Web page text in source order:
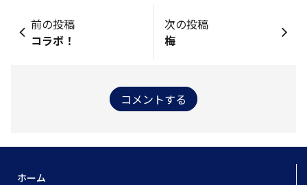
前の投稿
コラボ！
次の投稿
梅
コメントする
ホーム